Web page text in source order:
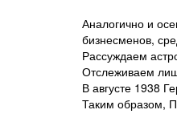
Аналогично и
бизнесменов,
Рассуждаем
Отслеживаем
В августе 1938
Таким образом,